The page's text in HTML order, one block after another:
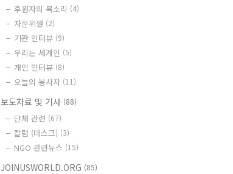
후원자의 목소리 (4)
자문위원 (2)
기관 인터뷰 (9)
우리는 세계인 (5)
개인 인터뷰 (8)
오늘의 봉사자 (11)
보도자료 및 기사 (88)
단체 관련 (67)
칼럼 (데스크) (3)
NGO 관련뉴스 (15)
JOINUSWORLD.ORG (85)